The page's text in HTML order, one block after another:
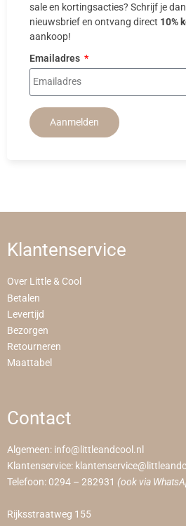
sale en kortingsacties? Schrijf je
nieuwsbrief en ontvang direct 10%
aankoop!
Emailadres
Aanmelden
Klantenservice
Over Little & Cool
Betalen
Levertijd
Bezorgen
Retourneren
Maattabel
Contact
Algemeen: info@littleandcool.nl
Klantenservice:
Telefoon: 0294 – 282931 (ook via
Rijksstraatweg 155